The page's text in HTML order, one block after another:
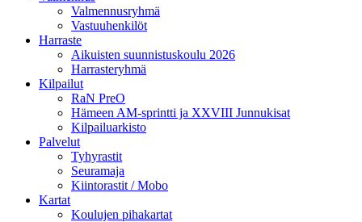
Valmennusryhmä
Vastuuhenkilöt
Harraste
Aikuisten suunnistuskoulu 2026
Harrasteryhmä
Kilpailut
RaN PreO
Hämeen AM-sprintti ja XXVIII Junnukisat
Kilpailuarkisto
Palvelut
Tyhyrastit
Seuramaja
Kiintorastit / Mobo
Kartat
Koulujen pihakartat